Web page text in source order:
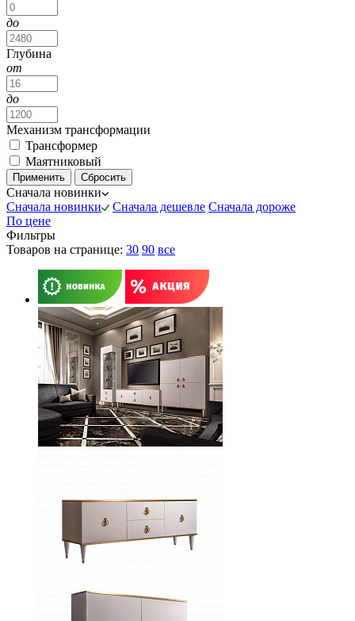
до
Глубина
от
до
Механизм трансформации
Трансформер
Маятниковый
Сначала новинки
Сначала новинки
Сначала дешевле Сначала дороже
По цене
Фильтры
Товаров на странице: 30 90 все